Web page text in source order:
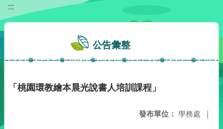
:::
公告彙整
「桃園環教繪本晨光說書人培訓課程」
發布單位： 學務處 |